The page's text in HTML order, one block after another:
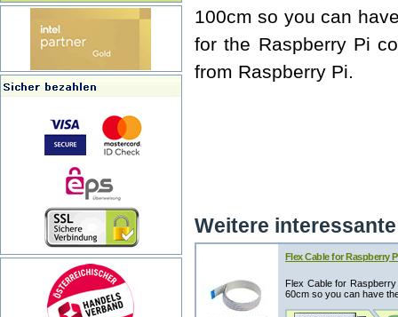
100cm so you can
for the Raspberry Pi
from Raspberry Pi.
Weitere
Flex Cable for Raspberry
Flex Cable for
60cm so you can have